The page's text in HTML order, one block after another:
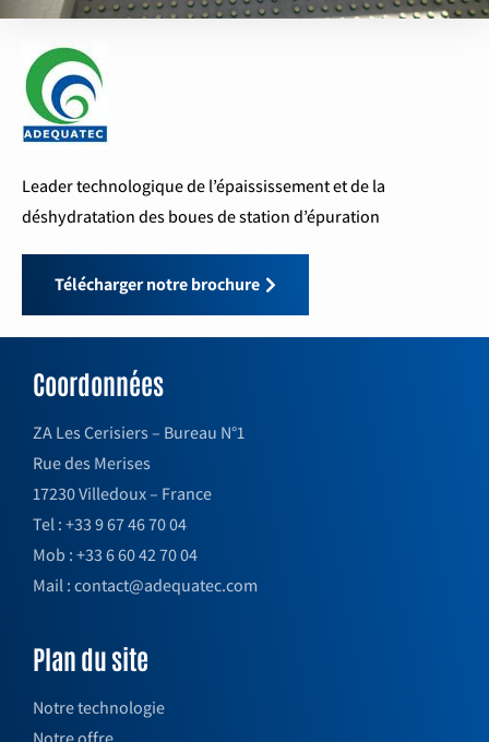
Leader technologique de l’épaississement et de la
déshydratation des boues de station d’épuration
Télécharger notre brochure
Coordonnées
ZA Les Cerisiers – Bureau N°1
Rue des Merises
17230 Villedoux – France
Tel : +33 9 67 46 70 04
Mob : +33 6 60 42 70 04
Mail : contact@adequatec.com
Plan du site
Notre technologie